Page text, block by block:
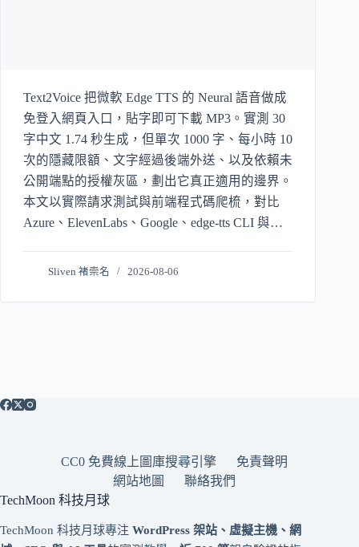
Text2Voice 把微軟 Edge TTS 的 Neural 語音做成
免登入網頁入口，貼字即可下載 MP3。實測 30
字中文 1.74 秒生成，但單次 1000 字、每小時 10
次的隱藏限額、文字經過後端外送、以及依賴未
公開端點的授權灰區，劃出它真正適用的邊界。
本文以實際請求測試與前端程式碼爬梳，對比
Azure、ElevenLabs、Google、edge-tts CLI 與
Sliven 褚崇名 2026-08-06
CC0 免費線上圖庫搜尋引擎
免責聲明
網站地圖
聯絡我們
TechMoon 科技月球
TechMoon 科技月球專注 WordPress 架站、虛擬主機、網